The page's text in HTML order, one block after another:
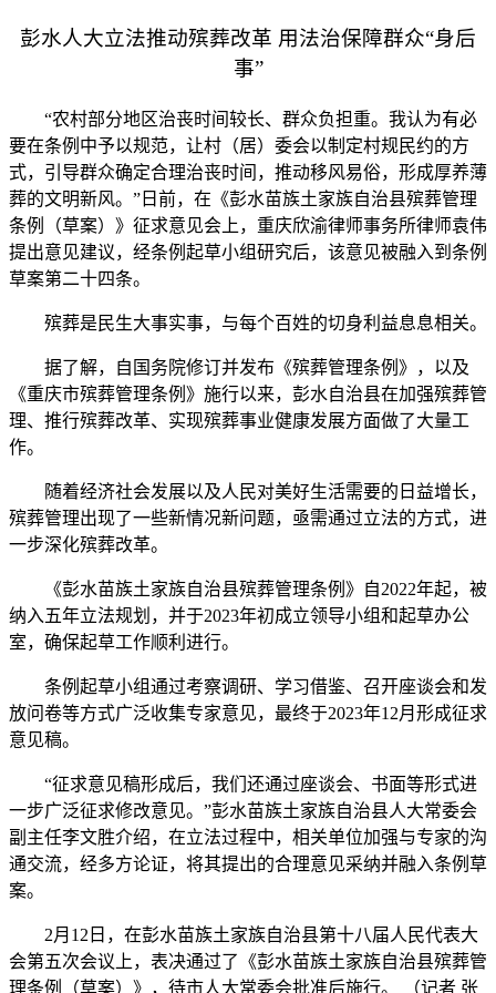
彭水人大立法推动殡葬改革 用法治保障群众“身后
事”
“农村部分地区治丧时间较长、群众负担重。我认为有必
要在条例中予以规范，让村（居）委会以制定村规民约的方
式，引导群众确定合理治丧时间，推动移风易俗，形成厚养薄
葬的文明新风。”日前，在《彭水苗族土家族自治县殡葬管理
条例（草案）》征求意见会上，重庆欣渝律师事务所律师袁伟
提出意见建议，经条例起草小组研究后，该意见被融入到条例
草案第二十四条。
殡葬是民生大事实事，与每个百姓的切身利益息息相关。
据了解，自国务院修订并发布《殡葬管理条例》，以及
《重庆市殡葬管理条例》施行以来，彭水自治县在加强殡葬管
理、推行殡葬改革、实现殡葬事业健康发展方面做了大量工
作。
随着经济社会发展以及人民对美好生活需要的日益增长，
殡葬管理出现了一些新情况新问题，亟需通过立法的方式，进
一步深化殡葬改革。
《彭水苗族土家族自治县殡葬管理条例》自2022年起，被
纳入五年立法规划，并于2023年初成立领导小组和起草办公
室，确保起草工作顺利进行。
条例起草小组通过考察调研、学习借鉴、召开座谈会和发
放问卷等方式广泛收集专家意见，最终于2023年12月形成征求
意见稿。
“征求意见稿形成后，我们还通过座谈会、书面等形式进
一步广泛征求修改意见。”彭水苗族土家族自治县人大常委会
副主任李文胜介绍，在立法过程中，相关单位加强与专家的沟
通交流，经多方论证，将其提出的合理意见采纳并融入条例草
案。
2月12日，在彭水苗族土家族自治县第十八届人民代表大
会第五次会议上，表决通过了《彭水苗族土家族自治县殡葬管
理条例（草案）》，待市人大常委会批准后施行。 （记者 张